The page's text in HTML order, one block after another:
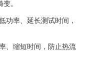
。
率、延长测试时间，
缩短时间，防止热流